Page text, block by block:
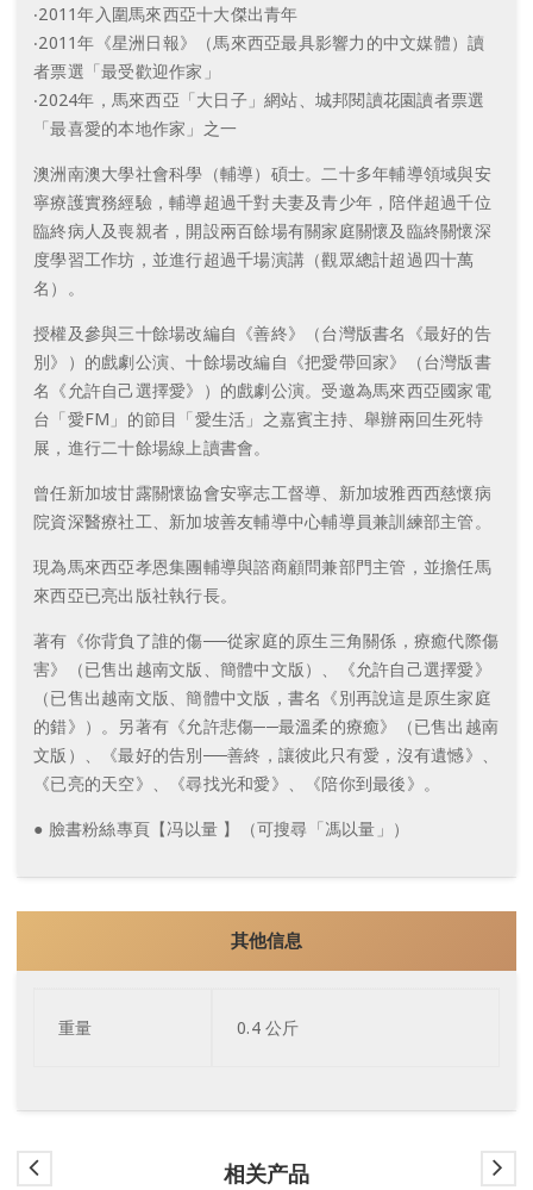
‧2011年入圍馬來西亞十大傑出青年
‧2011年《星洲日報》（馬來西亞最具影響力的中文媒體）讀
者票選「最受歡迎作家」
‧2024年，馬來西亞「大日子」網站、城邦閱讀花園讀者票選
「最喜愛的本地作家」之一
澳洲南澳大學社會科學（輔導）碩士。二十多年輔導領域與安
寧療護實務經驗，輔導超過千對夫妻及青少年，陪伴超過千位
臨終病人及喪親者，開設兩百餘場有關家庭關懷及臨終關懷深
度學習工作坊，並進行超過千場演講（觀眾總計超過四十萬
名）。
授權及參與三十餘場改編自《善終》（台灣版書名《最好的告
別》）的戲劇公演、十餘場改編自《把愛帶回家》（台灣版書
名《允許自己選擇愛》）的戲劇公演。受邀為馬來西亞國家電
台「愛FM」的節目「愛生活」之嘉賓主持、舉辦兩回生死特
展，進行二十餘場線上讀書會。
曾任新加坡甘露關懷協會安寧志工督導、新加坡雅西西慈懷病
院資深醫療社工、新加坡善友輔導中心輔導員兼訓練部主管。
現為馬來西亞孝恩集團輔導與諮商顧問兼部門主管，並擔任馬
來西亞已亮出版社執行長。
著有《你背負了誰的傷──從家庭的原生三角關係，療癒代際傷
害》（已售出越南文版、簡體中文版）、《允許自己選擇愛》
（已售出越南文版、簡體中文版，書名《別再說這是原生家庭
的錯》）。另著有《允許悲傷──最溫柔的療癒》（已售出越南
文版）、《最好的告別──善終，讓彼此只有愛，沒有遺憾》、
《已亮的天空》、《尋找光和愛》、《陪你到最後》。
● 臉書粉絲專頁【冯以量 】（可搜尋「馮以量」）
其他信息
重量 0.4 公斤
相关产品